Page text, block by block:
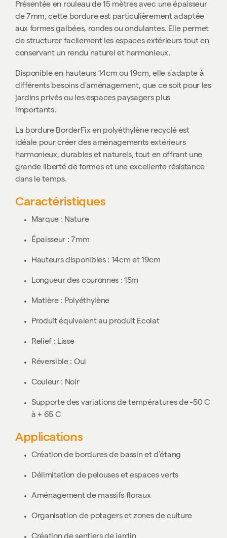
Présentée en rouleau de 15 mètres avec une épaisseur
de 7mm, cette bordure est particulièrement adaptée
aux formes galbées, rondes ou ondulantes. Elle permet
de structurer facilement les espaces extérieurs tout en
conservant un rendu naturel et harmonieux.
Disponible en hauteurs 14cm ou 19cm, elle s’adapte à
différents besoins d’aménagement, que ce soit pour les
jardins privés ou les espaces paysagers plus
importants.
La bordure BorderFix en polyéthylène recyclé est
idéale pour créer des aménagements extérieurs
harmonieux, durables et naturels, tout en offrant une
grande liberté de formes et une excellente résistance
dans le temps.
Caractéristiques
Marque : Nature
Épaisseur : 7mm
Hauteurs disponibles : 14cm et 19cm
Longueur des couronnes : 15m
Matière : Polyéthylène
Produit équivalent au produit Ecolat
Relief : Lisse
Réversible : Oui
Couleur : Noir
Supporte des variations de températures de -50 C
à + 65 C
Applications
Création de bordures de bassin et d’étang
Délimitation de pelouses et espaces verts
Aménagement de massifs floraux
Organisation de potagers et zones de culture